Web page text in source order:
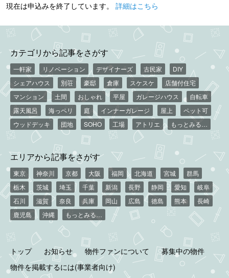
現在は申込みを終了しています。 詳細はこちら
カテゴリから記事をさがす
一軒家 リノベーション デザイナーズ 古民家
DIY
シェアハウス
別荘 豪邸 倉庫 スケスケ
店舗付住宅
マンション
土間 おしゃれ 平屋 ガレージハウス
自転車
露天風呂
海っペリ 庭 インナーガレージ 屋上
ペット可
ウッドデッキ
団地 SOHO 工場 アトリエ もっとみる…
エリアから記事をさがす
東京 神奈川 京都 大阪 福岡 北海道 宮城
群馬
栃木
茨城 埼玉 千葉 新潟 長野 静岡 愛知
岐阜
石川
滋賀 奈良 兵庫 岡山 広島 徳島 熊本
長崎
鹿児島
沖縄 もっとみる…
トップ お知らせ 物件ファンについて
募集中の物件
物件を掲載するには(事業者向け)